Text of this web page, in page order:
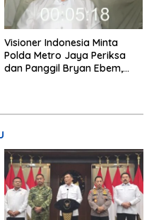
Visioner Indonesia Minta
Polda Metro Jaya Periksa
dan Panggil Bryan Ebem,